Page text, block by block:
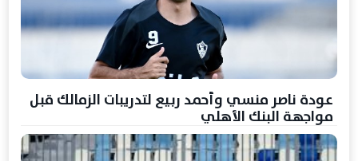
عودة ناصر منسي وأحمد ربيع لتدريبات الزمالك قبل
مواجهة البنك الأهلي